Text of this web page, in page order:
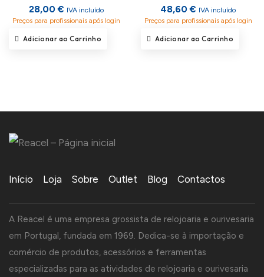
28,00 € IVA incluído
Preços para profissionais após login
Adicionar ao Carrinho
48,60 € IVA incluído
Preços para profissionais após login
Adicionar ao Carrinho
Início Loja Sobre Outlet Blog Contactos
A Reacel é uma empresa grossista de relojoaria e ourivesaria
em Portugal, fundada em 1969. Dedica-se à importação e
comércio de produtos, acessórios e ferramentas
especializadas para as atividades de relojoaria e ourivesaria